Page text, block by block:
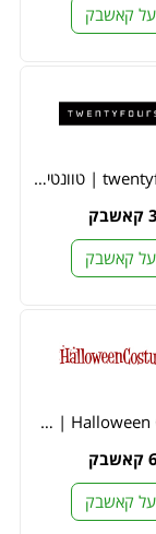
קאשבק
twentyfourseven | טוונטי פור סבן
קאשבק
Halloween Costumes | הלווין קוסטיומס
קאשבק